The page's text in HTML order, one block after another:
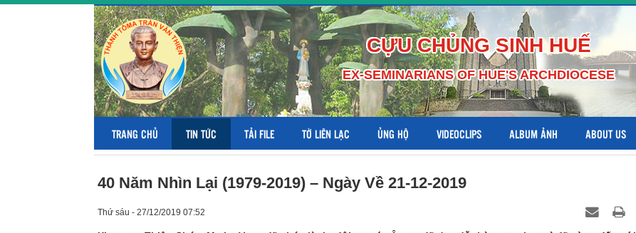
CỰU CHỦNG SINH HUẾ
EX-SEMINARIANS OF HUE'S ARCHDIOCESE
TRANG CHỦ TIN TỨC TẢI FILE TỜ LIÊN LẠC ỦNG HỘ VIDEOCLIPS ALBUM ẢNH ABOUT US
40 Năm Nhìn Lại (1979-2019) – Ngày Về 21-12-2019
Thứ sáu - 27/12/2019 07:52